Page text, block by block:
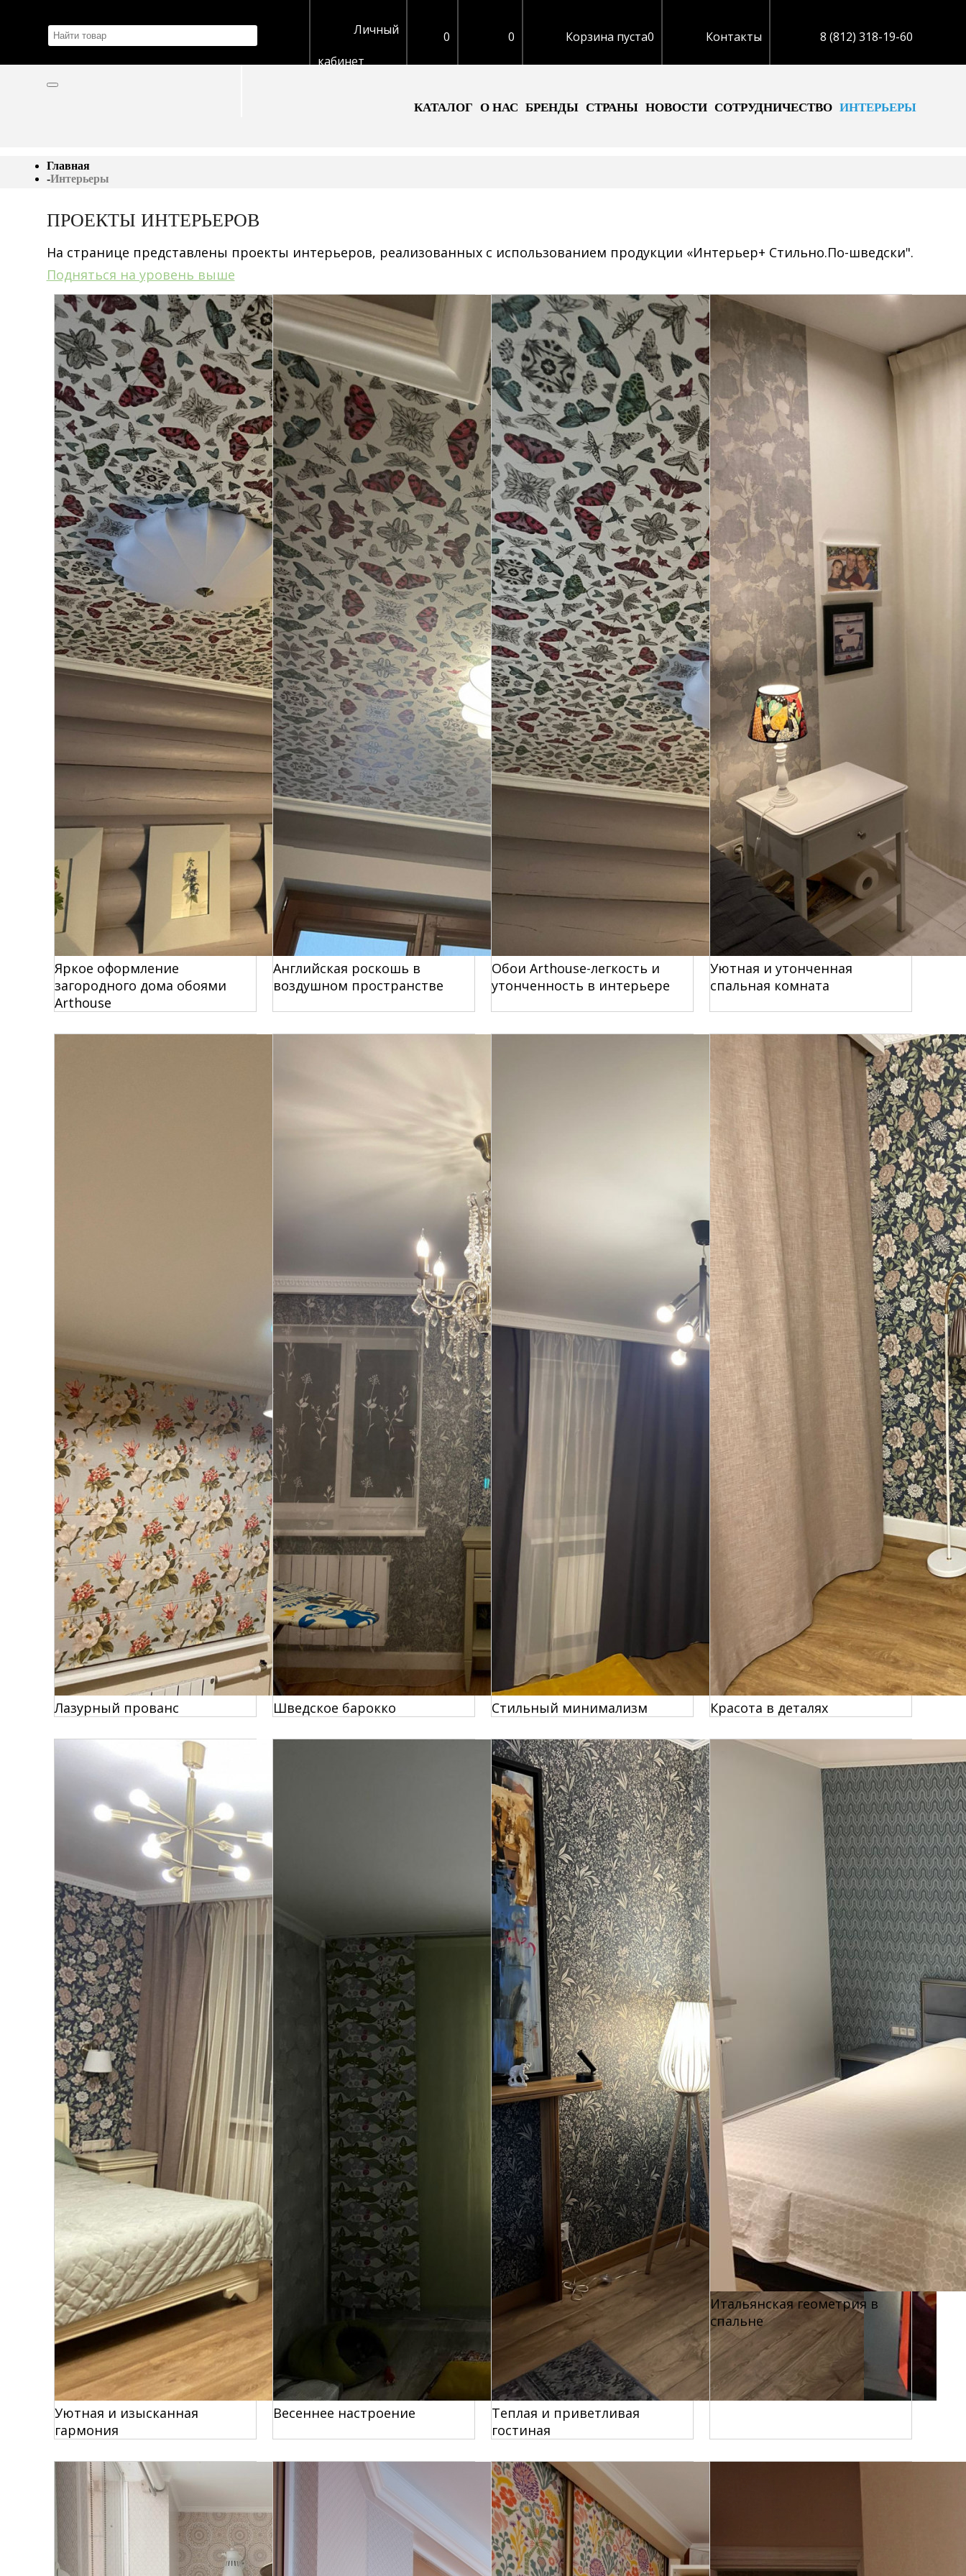
Личный
кабинет
0 0 Корзина пуста0 Контакты 8 (812) 318-19-60
КАТАЛОГ О НАС БРЕНДЫ СТРАНЫ НОВОСТИ СОТРУДНИЧЕСТВО ИНТЕРЬЕРЫ
Главная
-Интерьеры
ПРОЕКТЫ ИНТЕРЬЕРОВ
На странице представлены проекты интерьеров, реализованных с использованием продукции «Интерьер+ Стильно.По-шведски".
Подняться на уровень выше
Яркое оформление
загородного дома обоями
Arthouse
Английская роскошь в
воздушном пространстве
Обои Arthouse-легкость и
утонченность в интерьере
Уютная и утонченная
спальная комната
Лазурный прованс Шведское барокко Стильный минимализм Красота в деталях
Уютная и изысканная
гармония
Весеннее настроение
Теплая и приветливая
гостиная
Итальянская геометрия в
спальне